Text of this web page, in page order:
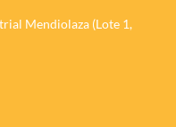
Mendiolaza (Lote 1,